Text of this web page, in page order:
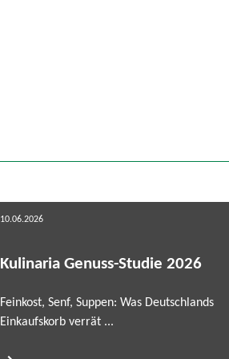
10.06.2026
Kulinaria Genuss-Studie 2026
Feinkost, Senf, Suppen: Was Deutschlands
Einkaufskorb verrät ...